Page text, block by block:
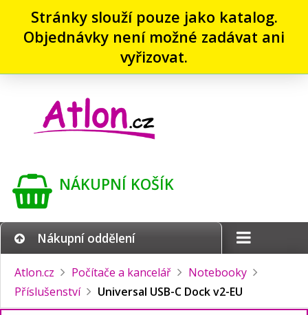
Stránky slouží pouze jako katalog.
Objednávky není možné zadávat ani
vyřizovat.
NÁKUPNÍ KOŠÍK
Nákupní oddělení
Atlon.cz Počítače a kancelář
Notebooky
Příslušenství
Universal USB-C Dock v2-EU